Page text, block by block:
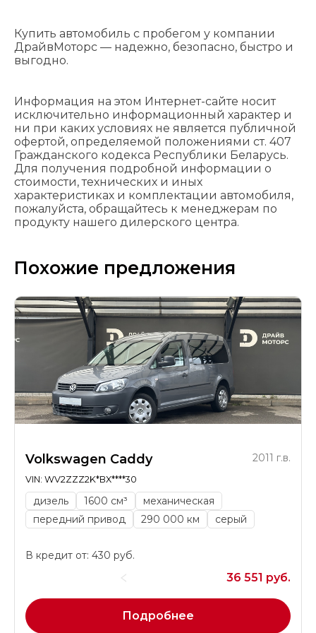
Купить автомобиль с пробегом у компании
ДрайвМоторс — надежно, безопасно, быстро и
выгодно.
Информация на этом Интернет-сайте носит
исключительно информационный характер и
ни при каких условиях не является публичной
офертой, определяемой положениями cт. 407
Гражданского кодекса Республики Беларусь.
Для получения подробной информации о
стоимости, технических и иных
характеристиках и комплектации автомобиля,
пожалуйста, обращайтесь к менеджерам по
продукту нашего дилерского центра.
Похожие предложения
Volkswagen Caddy 2011 г.в.
VIN: WV2ZZZ2K*BX****30
дизель 1600 см³
механическая
передний привод
290 000 км серый
В кредит от: 430 руб.
36 551 руб.
Подробнее